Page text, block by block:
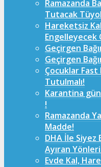
Ramazanda
Tutacak
Hareketsiz
Engelleyecek
Geçirgen
Geçirgen
Çocuklar Fast
Tutulmalı!
Karantina
!
Ramazanda
Madde!
DHA İle
Ayıran
Evde Kal,